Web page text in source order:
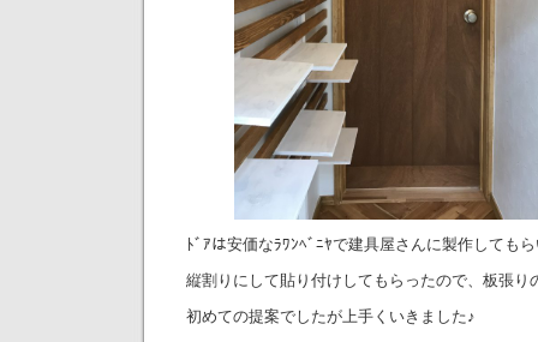
ﾄﾞｱは安価なﾗﾜﾝﾍﾞﾆﾔで建具屋さんに製作しても
縦割りにして貼り付けしてもらったので、板張り
初めての提案でしたが上手くいきました♪